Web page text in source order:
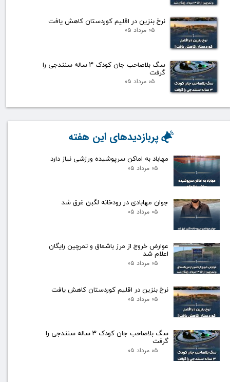
نرخ بنزین در اقلیم کوردستان کاهش یافت
۰۵ مرداد ۰۵
سگ بلاصاحب جان کودک ۳ ساله سنندجی را
گرفت
۰۵ مرداد ۰۵
مهاباد به اماکن سرپوشیده ورزشی نیاز دارد
۰۵ مرداد ۰۵
جوان مهابادی در رودخانه لگبن غرق شد
۰۵ مرداد ۰۵
عوارض خروج از مرز باشماق و تمرچین رایگان
اعلام شد
۰۵ مرداد ۰۵
نرخ بنزین در اقلیم کوردستان کاهش یافت
۰۵ مرداد ۰۵
سگ بلاصاحب جان کودک ۳ ساله سنندجی را
گرفت
۰۵ مرداد ۰۵
پربازدیدهای این هفته